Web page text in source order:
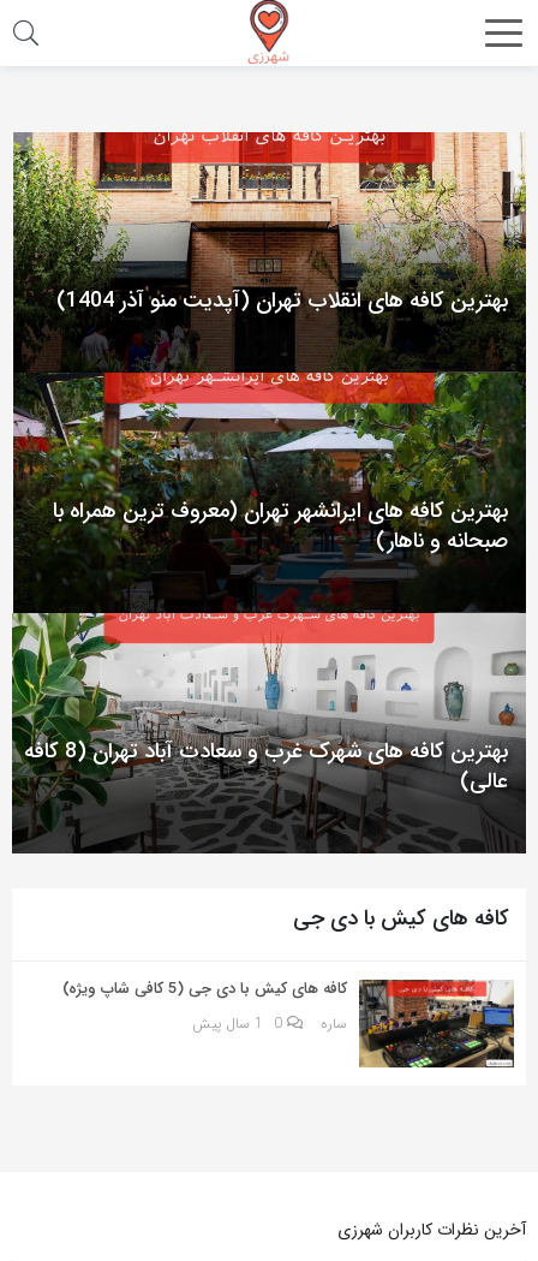
اشتراک
با
استفاده
از
روش‌های
زیر
می‌توانید
این
صفحه
را
با
دوستان
خود
به
بگذارید.
کپی
لینک
بهترین کافه های انقلاب تهران (آپدیت منو آذر 1404)
بهترین کافه های ایرانشهر تهران (معروف ترین همراه با
صبحانه و ناهار)
بهترین کافه های شهرک غرب و سعادت آباد تهران (8 کافه
عالی)
کافه های کیش با دی جی
کافه های کیش با دی جی (5 کافی شاپ ویژه)
ساره 0 1 سال پیش
آخرین نظرات کاربران شهرزی